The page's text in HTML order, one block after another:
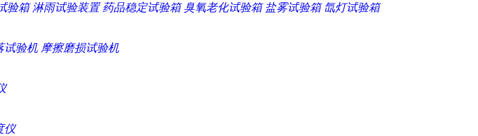
验箱 淋雨试验装置 药品稳定试验箱 臭氧老化试验箱 盐雾试验箱 氙灯试验箱
试验机 摩擦磨损试验机
仪